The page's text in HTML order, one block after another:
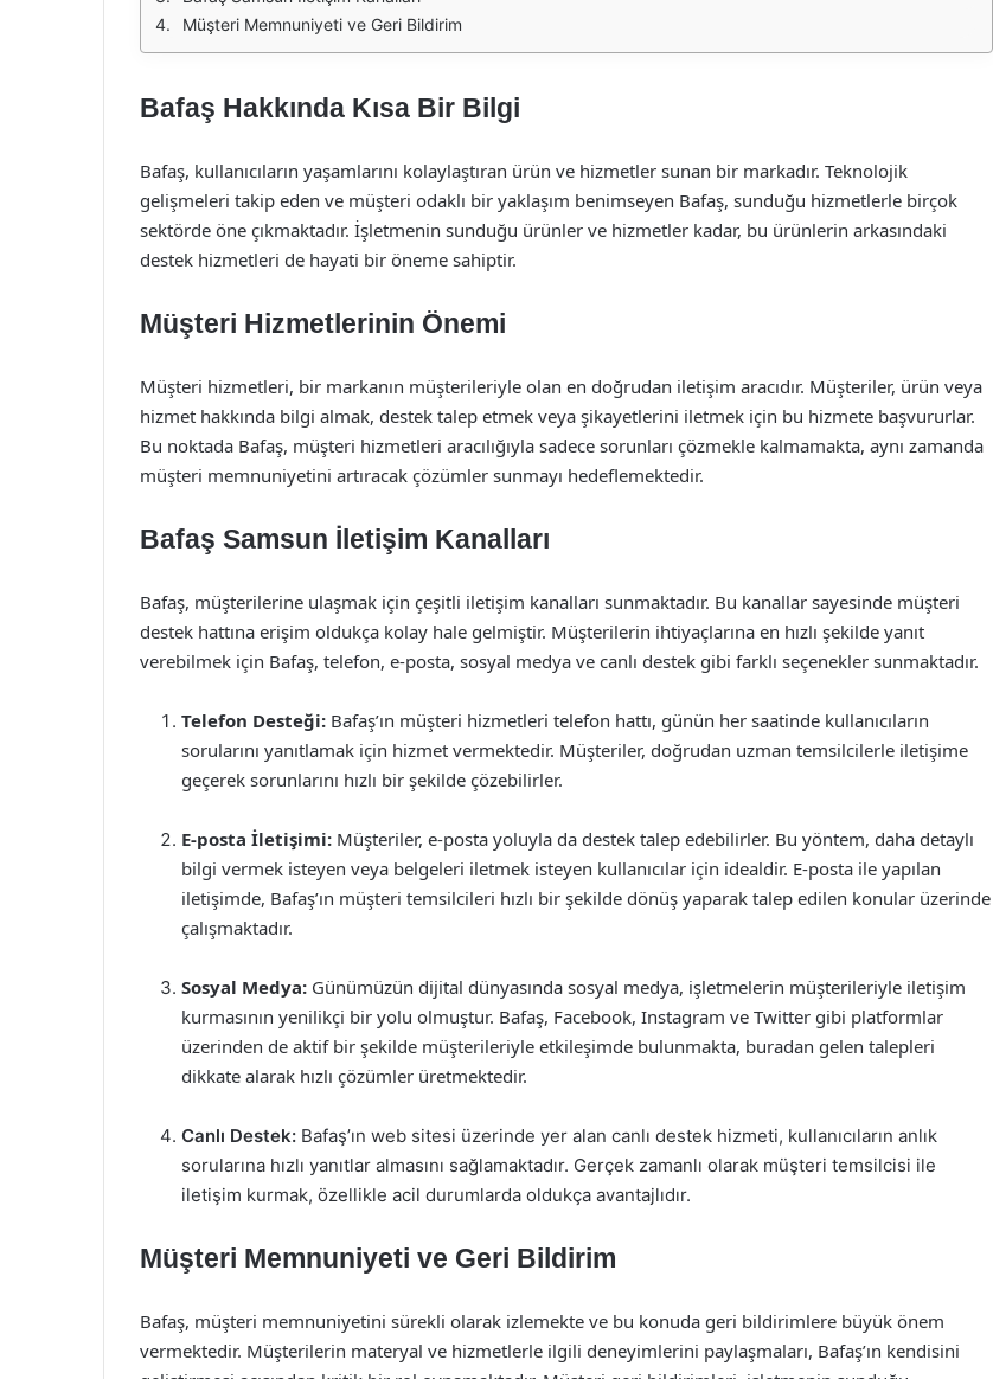
Müşteri Memnuniyeti ve Geri Bildirim
Bafaş Hakkında Kısa Bir Bilgi
Bafaş, kullanıcıların yaşamlarını kolaylaştıran ürün ve hizmetler sunan bir markadır. Teknolojik
gelişmeleri takip eden ve müşteri odaklı bir yaklaşım benimseyen Bafaş, sunduğu hizmetlerle birçok
sektörde öne çıkmaktadır. İşletmenin sunduğu ürünler ve hizmetler kadar, bu ürünlerin arkasındaki
destek hizmetleri de hayati bir öneme sahiptir.
Müşteri Hizmetlerinin Önemi
Müşteri hizmetleri, bir markanın müşterileriyle olan en doğrudan iletişim aracıdır. Müşteriler, ürün veya
hizmet hakkında bilgi almak, destek talep etmek veya şikayetlerini iletmek için bu hizmete başvururlar.
Bu noktada Bafaş, müşteri hizmetleri aracılığıyla sadece sorunları çözmekle kalmamakta, aynı zamanda
müşteri memnuniyetini artıracak çözümler sunmayı hedeflemektedir.
Bafaş Samsun İletişim Kanalları
Bafaş, müşterilerine ulaşmak için çeşitli iletişim kanalları sunmaktadır. Bu kanallar sayesinde müşteri
destek hattına erişim oldukça kolay hale gelmiştir. Müşterilerin ihtiyaçlarına en hızlı şekilde yanıt
verebilmek için Bafaş, telefon, e-posta, sosyal medya ve canlı destek gibi farklı seçenekler sunmaktadır.
Telefon Desteği: Bafaş’ın müşteri hizmetleri telefon hattı, günün her saatinde kullanıcıların
sorularını yanıtlamak için hizmet vermektedir. Müşteriler, doğrudan uzman temsilcilerle iletişime
geçerek sorunlarını hızlı bir şekilde çözebilirler.
E-posta İletişimi: Müşteriler, e-posta yoluyla da destek talep edebilirler. Bu yöntem, daha detaylı
bilgi vermek isteyen veya belgeleri iletmek isteyen kullanıcılar için idealdir. E-posta ile yapılan
iletişimde, Bafaş’ın müşteri temsilcileri hızlı bir şekilde dönüş yaparak talep edilen konular üzerinde
çalışmaktadır.
Sosyal Medya: Günümüzün dijital dünyasında sosyal medya, işletmelerin müşterileriyle iletişim
kurmasının yenilikçi bir yolu olmuştur. Bafaş, Facebook, Instagram ve Twitter gibi platformlar
üzerinden de aktif bir şekilde müşterileriyle etkileşimde bulunmakta, buradan gelen talepleri
dikkate alarak hızlı çözümler üretmektedir.
Canlı Destek: Bafaş’ın web sitesi üzerinde yer alan canlı destek hizmeti, kullanıcıların anlık
sorularına hızlı yanıtlar almasını sağlamaktadır. Gerçek zamanlı olarak müşteri temsilcisi ile
iletişim kurmak, özellikle acil durumlarda oldukça avantajlıdır.
Müşteri Memnuniyeti ve Geri Bildirim
Bafaş, müşteri memnuniyetini sürekli olarak izlemekte ve bu konuda geri bildirimlere büyük önem
vermektedir. Müşterilerin materyal ve hizmetlerle ilgili deneyimlerini paylaşmaları, Bafaş’ın kendisini